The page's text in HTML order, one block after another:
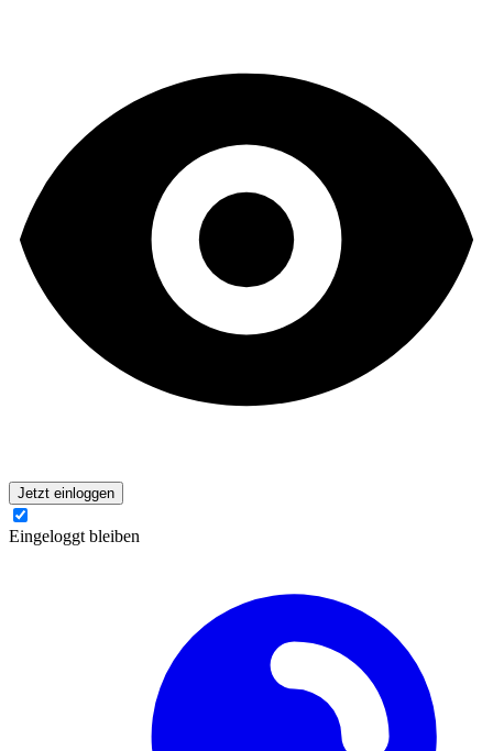
Jetzt einloggen
Eingeloggt bleiben